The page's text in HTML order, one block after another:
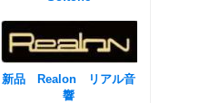
新品 Realon リアル音
響